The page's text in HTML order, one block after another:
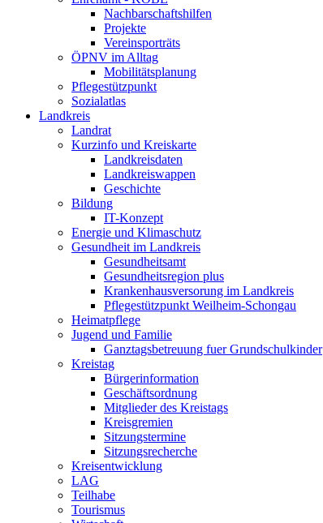
Nachbarschaftshilfen
Projekte
Vereinsporträts
ÖPNV im Alltag
Mobilitätsplanung
Pflegestützpunkt
Sozialatlas
Landkreis
Landrat
Kurzinfo und Kreiskarte
Landkreisdaten
Landkreiswappen
Geschichte
Bildung
IT-Konzept
Energie und Klimaschutz
Gesundheit im Landkreis
Gesundheitsamt
Gesundheitsregion plus
Krankenhausversorung im Landkreis
Pflegestützpunkt Weilheim-Schongau
Heimatpflege
Jugend und Familie
Ganztagsbetreuung fuer Grundschulkinder
Kreistag
Bürgerinformation
Geschäftsordnung
Mitglieder des Kreistags
Kreisgremien
Sitzungstermine
Sitzungsrecherche
Kreisentwicklung
LAG
Teilhabe
Tourismus